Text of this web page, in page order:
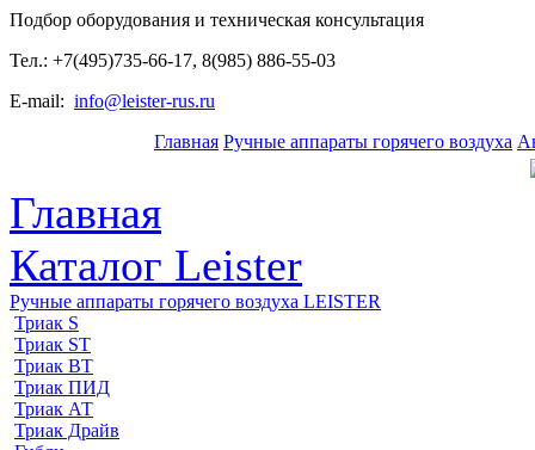
Подбор оборудования и техническая консультация
Тел.: +7(495)735-66-17, 8(985) 886-55-03
E-mail: info@leister-rus.ru
Главная Ручные аппараты горячего воздуха
Главная
Каталог Leister
Ручные аппараты горячего воздуха LEISTER
Триак S
Триак ST
Триак ВТ
Триак ПИД
Триак АТ
Триак Драйв